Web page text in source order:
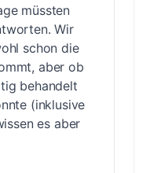
müssten
Wir
schon die
aber ob
behandelt
(inklusive
es aber